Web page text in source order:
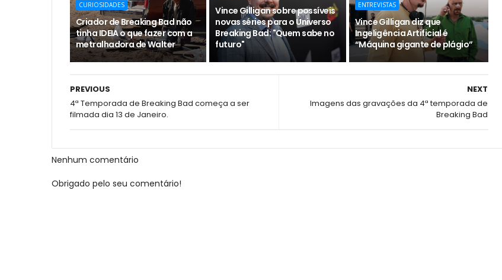
CURIOSIDADES
Criador de Breaking Bad não
tinha IDEIA o que fazer com a
metralhadora de Walter
Vince Gilligan sobre possíveis
novas séries para o Universo
Breaking Bad: "Quem sabe no
futuro"
ENTREVISTAS
Vince Gilligan diz que
Ingeligência Artificial é
“Máquina gigante de plágio”
NEXT
Imagens das gravações da 4ª temporada de
Breaking Bad
PREVIOUS
4ª Temporada de Breaking Bad começa a ser
filmada dia 13 de Janeiro.
Nenhum comentário
Obrigado pelo seu comentário!